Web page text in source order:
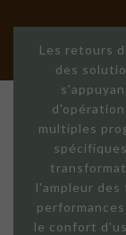
Les retours
des
multiples
l'ampleur
le confort